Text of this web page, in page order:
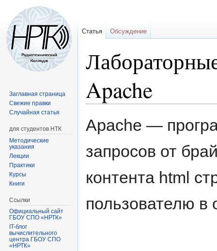
Apache
кк
Apache —
запросов от
контента html
пользователю в
Статья Обсуждение
Заглавная страница
Свежие правки
Случайная статья
для студентов НТК
Методические
указания
Лекции
Практики
Курсы
Книги
Ссылки
Официальный сайт
ГБОУ СПО «НРТК»
IT-блог
вычислительного
центра ГБОУ СПО
«НРТК»